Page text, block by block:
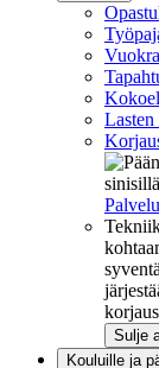
Lasten
Sulje
Kouluille ja